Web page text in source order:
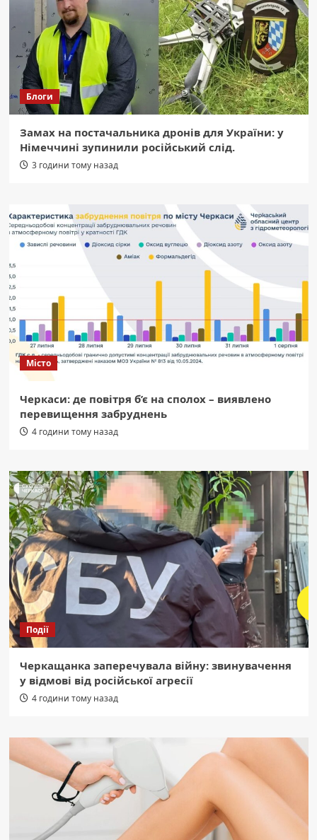
Блоги
Замах на постачальника дронів для України: у
Німеччині зупинили російський слід.
3 години тому назад
Місто
Черкаси: де повітря б’є на сполох – виявлено
перевищення забруднень
4 години тому назад
Події
Черкащанка заперечувала війну: звинувачення
у відмові від російської агресії
4 години тому назад